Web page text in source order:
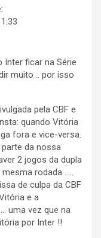
ficar na Série
muito .. por isso
pela CBF e
quando Vitória
fora e vice-versa.
da nossa
2 jogos da dupla
rodada …..
de culpa da CBF
e a
uma vez que na
por Inter !!